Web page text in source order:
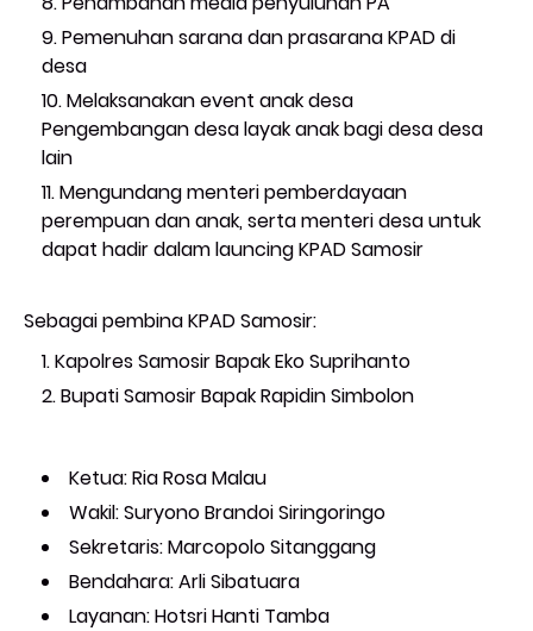
Pemenuhan sarana dan prasarana KPAD di
desa
Melaksanakan event anak desa
Pengembangan desa layak anak bagi desa desa
lain
Mengundang menteri pemberdayaan
perempuan dan anak, serta menteri desa untuk
dapat hadir dalam launcing KPAD Samosir
Sebagai pembina KPAD Samosir:
Kapolres Samosir Bapak Eko Suprihanto
Bupati Samosir Bapak Rapidin Simbolon
Ketua: Ria Rosa Malau
Wakil: Suryono Brandoi Siringoringo
Sekretaris: Marcopolo Sitanggang
Bendahara: Arli Sibatuara
Layanan: Hotsri Hanti Tamba